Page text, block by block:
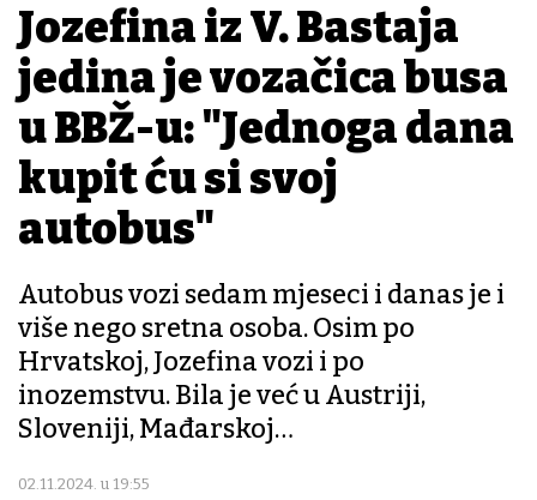
Jozefina iz V. Bastaja
jedina je vozačica busa
u BBŽ-u: "Jednoga dana
kupit ću si svoj
autobus"
Autobus vozi sedam mjeseci i danas je i
više nego sretna osoba. Osim po
Hrvatskoj, Jozefina vozi i po
inozemstvu. Bila je već u Austriji,
Sloveniji, Mađarskoj…
02.11.2024. u 19:55